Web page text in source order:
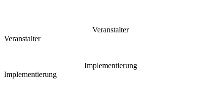
Veranstalter
Veranstalter
Implementierung
Implementierung